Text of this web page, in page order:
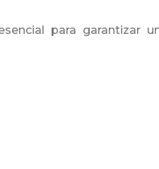
para garantizar